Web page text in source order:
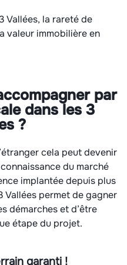
Vallées, la rareté de
valeur immobilière en
par
dans les 3
?
cela peut devenir
du marché
implantée depuis plus
Vallées permet de gagner
démarches et d’être
étape du projet.
garanti !